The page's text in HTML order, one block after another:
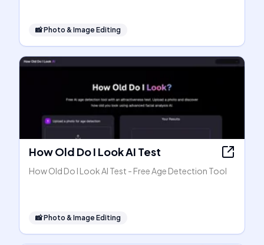
📸Photo & Image Editing
How Old Do I Look AI Test
How Old Do I Look AI Test - Free Age Detection Tool
📸Photo & Image Editing